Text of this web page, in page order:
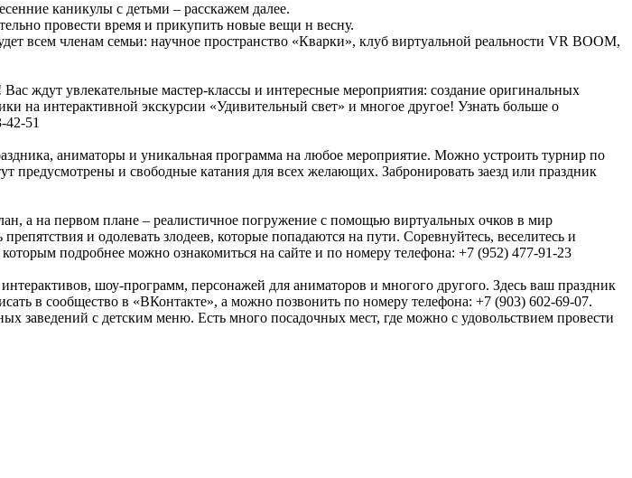
каникулы с детьми – расскажем далее.
провести время и прикупить новые вещи н весну.
всем членам семьи: научное пространство «Кварки», клуб виртуальной реальности VR BOOM,
ждут увлекательные мастер-классы и интересные мероприятия: создание оригинальных
на интерактивной экскурсии «Удивительный свет» и многое другое! Узнать больше о
42-51
аниматоры и уникальная программа на любое мероприятие. Можно устроить турнир по
предусмотрены и свободные катания для всех желающих. Забронировать заезд или праздник
а на первом плане – реалистичное погружение с помощью виртуальных очков в мир
и одолевать злодеев, которые попадаются на пути. Соревнуйтесь, веселитесь и
подробнее можно ознакомиться на сайте и по номеру телефона: +7 (952) 477-91-23
интерактивов, шоу-программ, персонажей для аниматоров и многого другого. Здесь ваш праздник
в сообщество в «ВКонтакте», а можно позвонить по номеру телефона: +7 (903) 602-69-07.
заведений с детским меню. Есть много посадочных мест, где можно с удовольствием провести